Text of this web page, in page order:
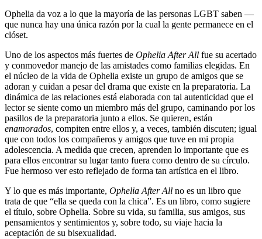
Ophelia da voz a lo que la mayoría de las personas LGBT saben —
que nunca hay una única razón por la cual la gente permanece en el
clóset.
Uno de los aspectos más fuertes de Ophelia After All fue su acertado
y conmovedor manejo de las amistades como familias elegidas. En
el núcleo de la vida de Ophelia existe un grupo de amigos que se
adoran y cuidan a pesar del drama que existe en la preparatoria. La
dinámica de las relaciones está elaborada con tal autenticidad que el
lector se siente como un miembro más del grupo, caminando por los
pasillos de la preparatoria junto a ellos. Se quieren, están
enamorados, compiten entre ellos y, a veces, también discuten; igual
que con todos los compañeros y amigos que tuve en mi propia
adolescencia. A medida que crecen, aprenden lo importante que es
para ellos encontrar su lugar tanto fuera como dentro de su círculo.
Fue hermoso ver esto reflejado de forma tan artística en el libro.
Y lo que es más importante, Ophelia After All no es un libro que
trata de que “ella se queda con la chica”. Es un libro, como sugiere
el título, sobre Ophelia. Sobre su vida, su familia, sus amigos, sus
pensamientos y sentimientos y, sobre todo, su viaje hacia la
aceptación de su bisexualidad.